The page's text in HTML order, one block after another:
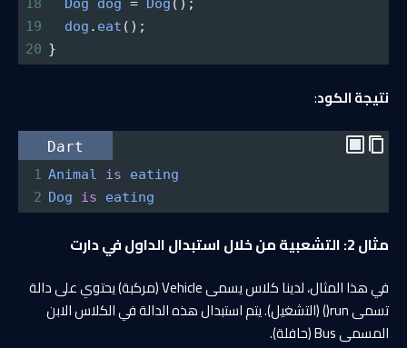
18 Dog dog = Dog ();
19
dog . eat ();
20 }
نتيجة الكود:
Dart
1 Animal is
eating
2 Dog is eating
مثال 2: التشعبية من خلال استبدال الداول في دارت
في هذا المثال، لدينا كلاس يسمى Vehicle (مركبة) يحتوي على دالة
تسمى run() (التشغيل). يتم استبدال هذه الدالة في الكلاس الابن
المسمى Bus (حافلة).